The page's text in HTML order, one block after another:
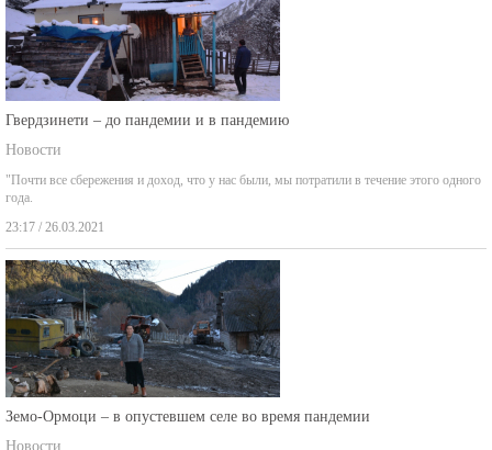
Гвердзинети – до пандемии и в пандемию
Новости
"Почти все сбережения и доход, что у нас были, мы потратили в течение этого одного
года.
23:17 / 26.03.2021
Земо-Ормоци – в опустевшем селе во время пандемии
Новости